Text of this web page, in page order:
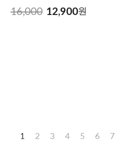
16,000 12,900원
1 2 3 4 5 6 7